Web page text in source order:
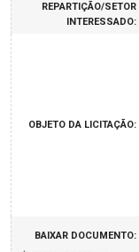
REPARTIÇÃO/SETOR
INTERESSADO:
OBJETO DA LICITAÇÃO:
BAIXAR DOCUMENTO: